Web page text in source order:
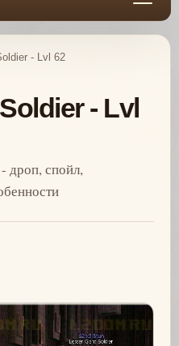
- Lvl 62
- Lvl
дроп, спойл,